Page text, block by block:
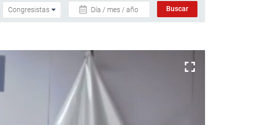
Día / mes / año